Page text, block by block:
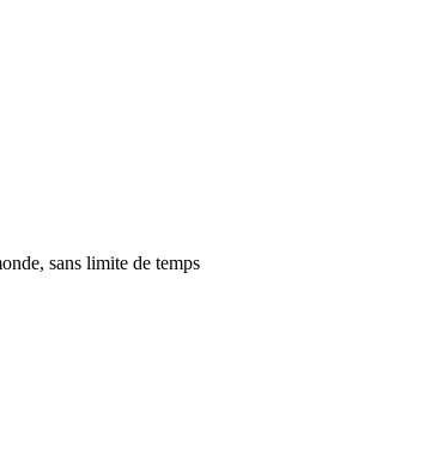
sans limite de temps